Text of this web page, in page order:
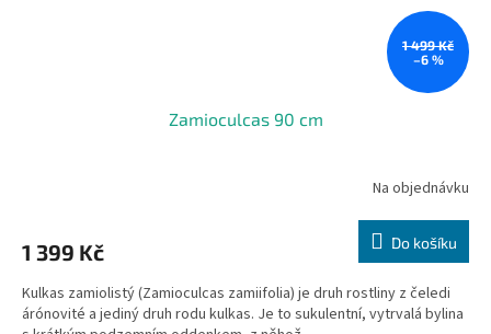
1 499 Kč
–6 %
Zamioculcas 90 cm
Na objednávku
1 399 Kč Do košíku
Kulkas zamiolistý (Zamioculcas zamiifolia) je druh rostliny z čeledi
árónovité a jediný druh rodu kulkas. Je to sukulentní, vytrvalá bylina